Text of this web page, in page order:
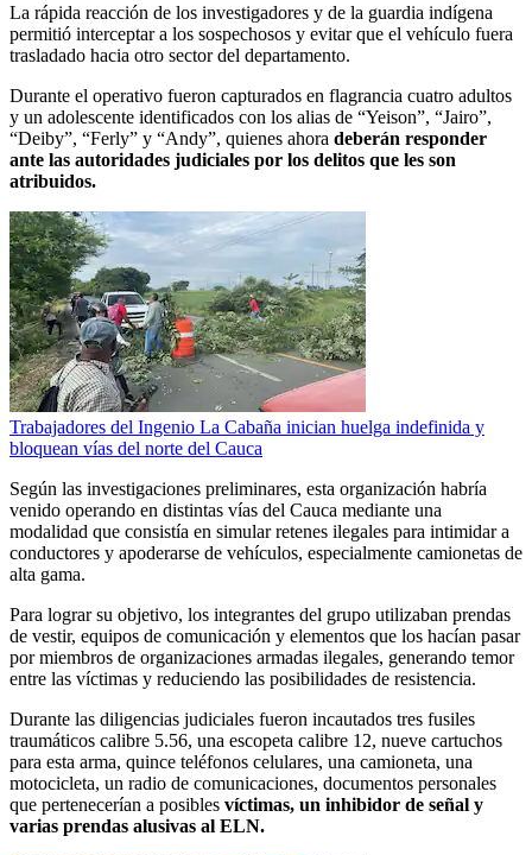
La rápida reacción de los investigadores y de la guardia indígena
permitió interceptar a los sospechosos y evitar que el vehículo fuera
trasladado hacia otro sector del departamento.
Durante el operativo fueron capturados en flagrancia cuatro adultos
y un adolescente identificados con los alias de “Yeison”, “Jairo”,
“Deiby”, “Ferly” y “Andy”, quienes ahora deberán responder
ante las autoridades judiciales por los delitos que les son
atribuidos.
Trabajadores del Ingenio La Cabaña inician huelga indefinida y
bloquean vías del norte del Cauca
Según las investigaciones preliminares, esta organización habría
venido operando en distintas vías del Cauca mediante una
modalidad que consistía en simular retenes ilegales para intimidar a
conductores y apoderarse de vehículos, especialmente camionetas de
alta gama.
Para lograr su objetivo, los integrantes del grupo utilizaban prendas
de vestir, equipos de comunicación y elementos que los hacían pasar
por miembros de organizaciones armadas ilegales, generando temor
entre las víctimas y reduciendo las posibilidades de resistencia.
Durante las diligencias judiciales fueron incautados tres fusiles
traumáticos calibre 5.56, una escopeta calibre 12, nueve cartuchos
para esta arma, quince teléfonos celulares, una camioneta, una
motocicleta, un radio de comunicaciones, documentos personales
que pertenecerían a posibles víctimas, un inhibidor de señal y
varias prendas alusivas al ELN.